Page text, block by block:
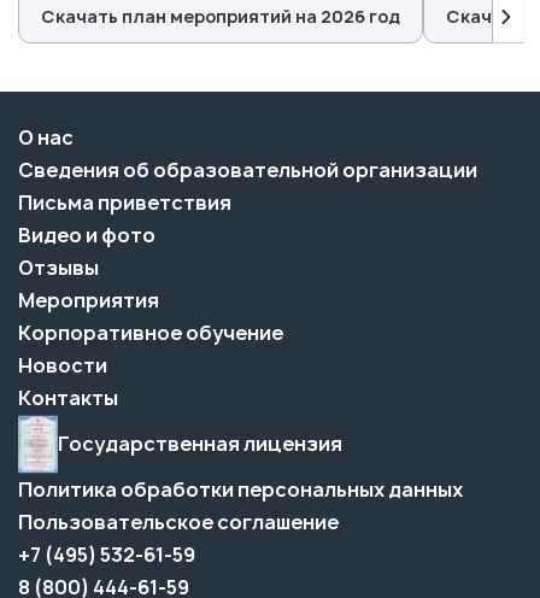
Скачать план мероприятий на 2026 год Скачать
О нас
Сведения об образовательной организации
Письма приветствия
Видео и фото
Отзывы
Мероприятия
Корпоративное обучение
Новости
Контакты
Государственная лицензия
Политика обработки персональных данных
Пользовательское соглашение
+7 (495) 532-61-59
8 (800) 444-61-59